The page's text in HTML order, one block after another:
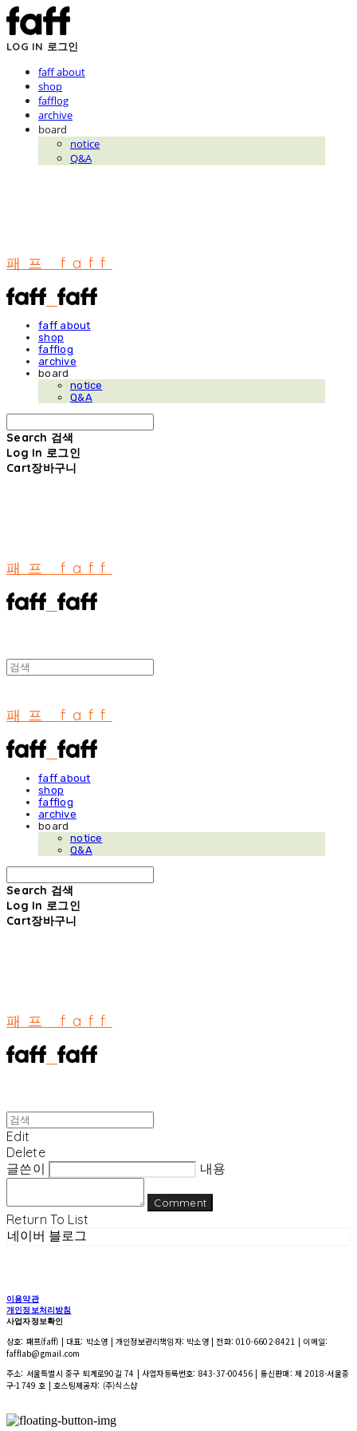
LOG IN 로그인
faff about
shop
fafflog
archive
board
notice
Q&A
패프 faff
faff about
shop
fafflog
archive
board
notice
Q&A
Search 검색
Log In 로그인
Cart장바구니
패프 faff
패프 faff
faff about
shop
fafflog
archive
board
notice
Q&A
Search 검색
Log In 로그인
Cart장바구니
패프 faff
Edit
Delete
글쓴이
내용
Comment
Return To List
네이버 블로그
이용약관
개인정보처리방침
사업자정보확인
상호: 패프(faff) | 대표: 박소영 | 개인정보관리책임자: 박소영 | 전화: 010-6602-8421 | 이메일:
fafflab@gmail.com
주소: 서울특별시 중구 퇴계로90길 74 | 사업자등록번호: 843-37-00456 | 통신판매:제 2018-서울중
구-1749 호 | 호스팅제공자: (주)식스샵